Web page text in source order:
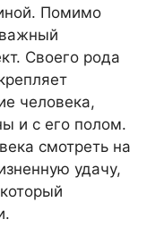
Помимо
важный
Своего рода
человека,
и с его полом.
смотреть на
удачу,